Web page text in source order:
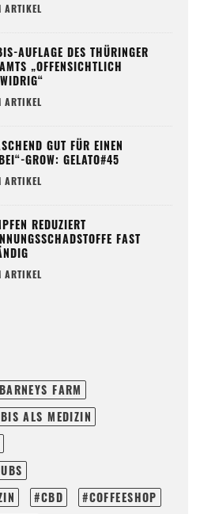
ARTIKEL
AUFLAGE DES THÜRINGER
„OFFENSICHTLICH
ARTIKEL
GUT FÜR EINEN
GROW: GELATO#45
ARTIKEL
REDUZIERT
FAST
ARTIKEL
BARNEYS FARM
ALS MEDIZIN
CBD
COFFEESHOP